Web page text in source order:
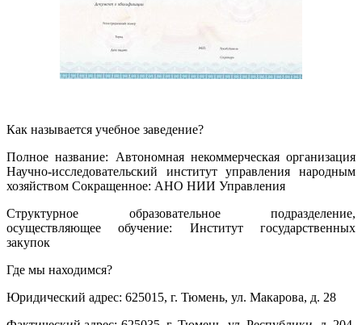
Как называется учебное заведение?
Полное название: Автономная некоммерческая организация
Научно-исследовательский институт управления народным
хозяйством Сокращенное: АНО НИИ Управления
Структурное образовательное подразделение,
осуществляющее обучение: Институт государственных
закупок
Где мы находимся?
Юридический адрес: 625015, г. Тюмень, ул. Макарова, д. 28